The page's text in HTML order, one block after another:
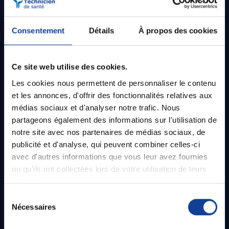
Consentement Détails À propos des cookies
Ce site web utilise des cookies.
Les cookies nous permettent de personnaliser le contenu
et les annonces, d'offrir des fonctionnalités relatives aux
médias sociaux et d'analyser notre trafic. Nous
partageons également des informations sur l'utilisation de
notre site avec nos partenaires de médias sociaux, de
publicité et d'analyse, qui peuvent combiner celles-ci
avec d'autres informations que vous leur avez fournies
ou qu'ils ont collectées lors de votre utilisation de leurs
services.
Nécessaires
Maintenance annuelle
de l’ensemble du matériel
disponible à la location.